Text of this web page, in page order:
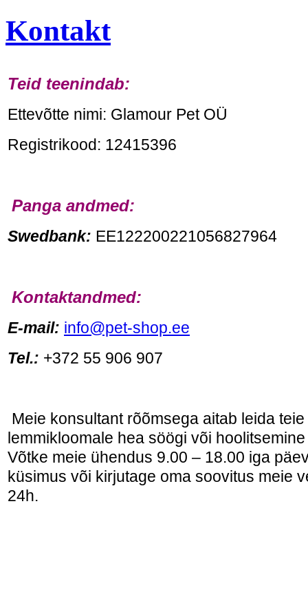
Kontakt
Teid teenindab:
Ettevõtte nimi: Glamour Pet OÜ
Registrikood: 12415396
Panga andmed:
Swedbank: ЕЕ122200221056827964
Kontaktandmed:
Е-mail: info@pet-shop.ee
Tel.: +372 55 906 907
Meie konsultant rõõmsega aitab leida
lemmikloomale hea söögi või
Võtke meie ühendus 9.00 – 18.00 iga
küsimus või kirjutage oma soovitus meie
24h.